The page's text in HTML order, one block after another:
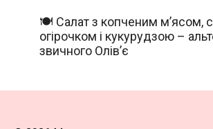
🍽️ Салат з копченим м’ясом,
огірочком і кукурудзою –
звичного Олів’є